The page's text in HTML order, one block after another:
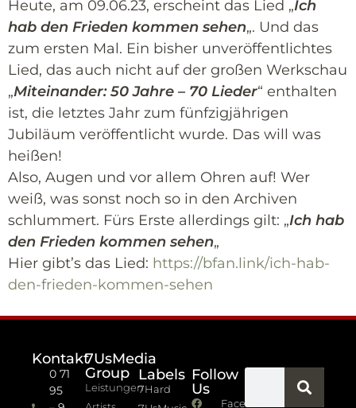
Heute, am 09.06.23, erscheint das Lied „Ich
hab den Frieden kommen sehen„. Und das
zum ersten Mal. Ein bisher unveröffentlichtes
Lied, das auch nicht auf der großen Werkschau
„Miteinander: 50 Jahre – 70 Lieder“ enthalten
ist, die letztes Jahr zum fünfzigjährigen
Jubiläum veröffentlicht wurde. Das will was
heißen!
Also, Augen und vor allem Ohren auf! Wer
weiß, was sonst noch so in den Archiven
schlummert. Fürs Erste allerdings gilt: „Ich hab
den Frieden kommen sehen„
Hier gibt’s das Lied: https://bfan.link/ich-hab-
den-frieden-kommen-sehen
Kontakt
0 71
95
7UsMedia
Group
Leistungen
Labels
7Hard
Follow
Us
Facebook